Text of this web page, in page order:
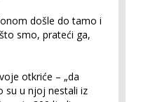
došle do tamo i
smo, prateći ga,
otkriće – „da
su u njoj nestali iz